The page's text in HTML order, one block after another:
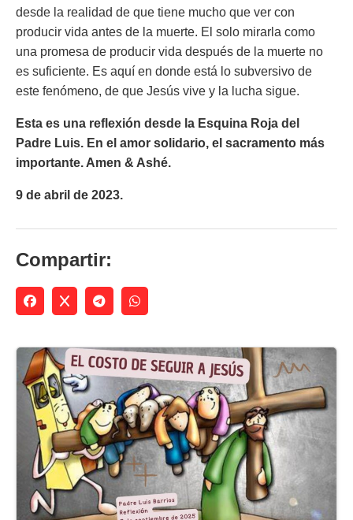
desde la realidad de que tiene mucho que ver con
producir vida antes de la muerte. El solo mirarla como
una promesa de producir vida después de la muerte no
es suficiente. Es aquí en donde está lo subversivo de
este fenómeno, de que Jesús vive y la lucha sigue.
Esta es una reflexión desde la Esquina Roja del
Padre Luis. En el amor solidario, el sacramento más
importante. Amen & Ashé.
9 de abril de 2023.
Compartir: